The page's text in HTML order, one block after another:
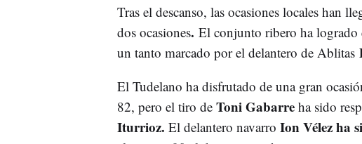
Tras el descanso, las ocasiones locales han
dos ocasiones. El conjunto ribero ha logrado
un tanto marcado por el delantero de Ablitas
El Tudelano ha disfrutado de una gran
82, pero el tiro de Toni Gabarreha sido
Iturrioz. El delantero navarro Ion Vélez ha